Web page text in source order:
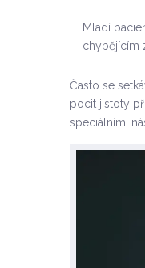
Mladí
chybějícím
Často se
pocit jistoty
speciálními